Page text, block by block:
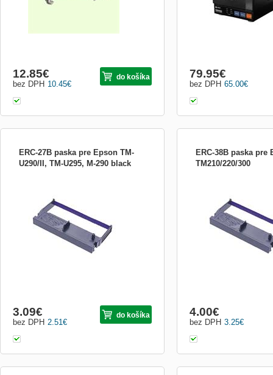
10.45€
bez DPH
12.85€ do košíka
65.00€
bez DPH
79.95€
ERC-27B paska pre Epson TM-
U290/II, TM-U295, M-290 black
2.51 €
bez DPH
3.09€ do košíka
ERC-38B paska pre
TM210/220/300
3.25€
bez DPH
4.00€